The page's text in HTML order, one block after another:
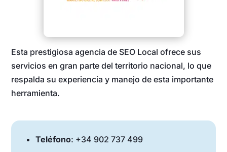
Esta prestigiosa agencia de SEO Local ofrece sus
servicios en gran parte del territorio nacional, lo que
respalda su experiencia y manejo de esta importante
herramienta.
Teléfono: +34 902 737 499